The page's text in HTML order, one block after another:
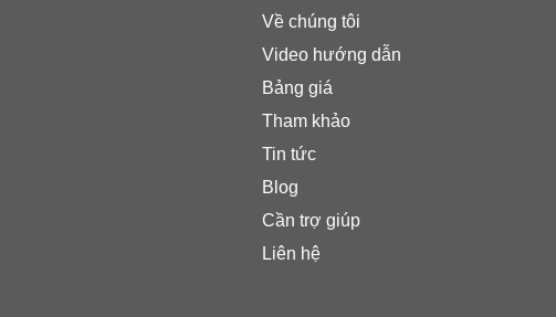
Về chúng tôi
Video hướng dẫn
Bảng giá
Tham khảo
Tin tức
Blog
Cần trợ giúp
Liên hệ